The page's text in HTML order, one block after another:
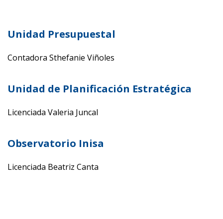
Unidad Presupuestal
Contadora Sthefanie Viñoles
Unidad de Planificación Estratégica
Licenciada Valeria Juncal
Observatorio Inisa
Licenciada Beatriz Canta